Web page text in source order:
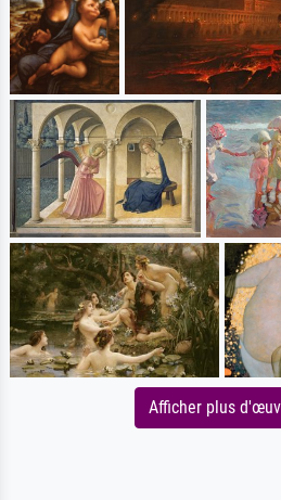
Afficher plus